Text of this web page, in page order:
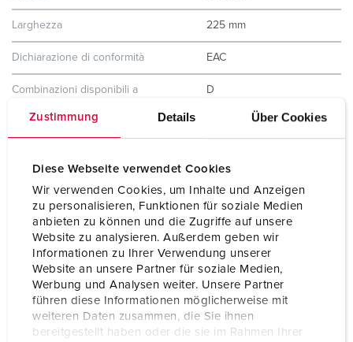
Zustimmung Details Über Cookies
Diese Webseite verwendet Cookies
Wir verwenden Cookies, um Inhalte und Anzeigen
zu personalisieren, Funktionen für soziale Medien
anbieten zu können und die Zugriffe auf unsere
Website zu analysieren. Außerdem geben wir
Informationen zu Ihrer Verwendung unserer
Website an unsere Partner für soziale Medien,
Werbung und Analysen weiter. Unsere Partner
führen diese Informationen möglicherweise mit
weiteren Daten zusammen, die Sie ihnen
bereitgestellt haben oder die sie im Rahmen Ihrer
Larghezza 225 mm
Dichiarazione di conformità EAC
Combinazioni disponibili a
D